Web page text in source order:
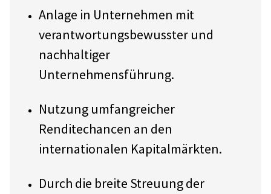
Anlage in Unternehmen mit
verantwortungsbewusster und
nachhaltiger
Unternehmensführung.
Nutzung umfangreicher
Renditechancen an den
internationalen Kapitalmärkten.
Durch die breite Streuung der